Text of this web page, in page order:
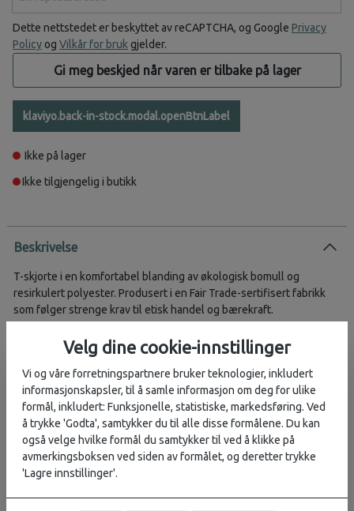
Dette nettstedet er beskyttet av reCAPTCHA, og Google Privacy
Policy og Vilkår for bruk gjelder.
Gi meg beskjed når varen er tilbake på lager
klaviyo.back-in-stock.modal.openBtnLabel
Ikke på lager
Ikke tilgjengelig i butikk
Beskrivelse
T-skjorte i en komfortabel blanding av økologisk bomull og
resirkulert polyester. Produsert i en Fair Trade-sertifisert fabrikk
som følger strenge krav til etisk handel og bærekraft.
Produsert i en Fair Trade-sertifisert fabrikk
Mykt håndtrykk på brystet
Vevd lamaetikett
Vi er stolte av å samarbeide med fabrikker som følger strenge
etiske retningslinjer, prioriterer bærekraftige produksjonsmetoder
og enten er Fair Trade-sertifiserte eller fremmer rettferdige
arbeidsforhold.
Våre produksjonspartnere forplikter seg til å:
Velg dine cookie-innstillinger
Vi og våre forretningspartnere bruker teknologier, inkludert
informasjonskapsler, til å samle informasjon om deg for ulike
formål, inkludert: Funksjonelle, statistiske, markedsføring. Ved
å trykke 'Godta', samtykker du til alle disse formålene. Du kan
også velge hvilke formål du samtykker til ved å klikke på
avmerkingsboksen ved siden av formålet, og deretter trykke
'Lagre innstillinger'.